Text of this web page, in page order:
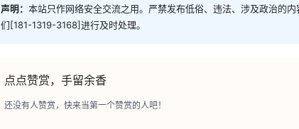
声明： 本站只作网络安全交流之用。严禁发布低俗、违法、涉及政治的
们[181-1319-3168]进行及时处理。
点点赞赏，手留余香
还没有人赞赏，快来当第一个赞赏的人吧！